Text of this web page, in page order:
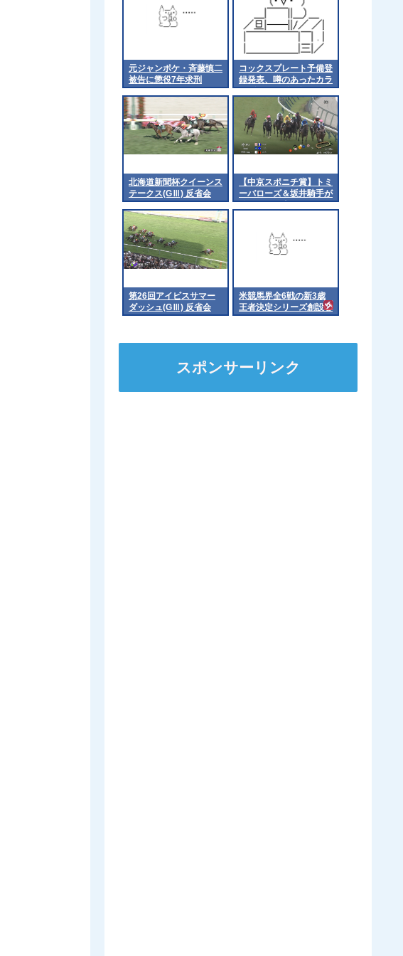
元ジャンポケ・斉藤慎二
被告に懲役7年求刑
コックスプレート予備登
録発表、噂のあったカラ
ンダガンは登録無しで再
来日の可能性高まる
北海道新聞杯クイーンス
テークス(GⅢ) 反省会
【中京スポニチ賞】トミ
ーバローズ＆坂井騎手が
ｷﾀ━━━━(ﾟ
第26回アイビスサマー
ダッシュ(GⅢ) 反省会
米競馬界全6戦の新3歳
王者決定シリーズ創設②
スポンサーリンク